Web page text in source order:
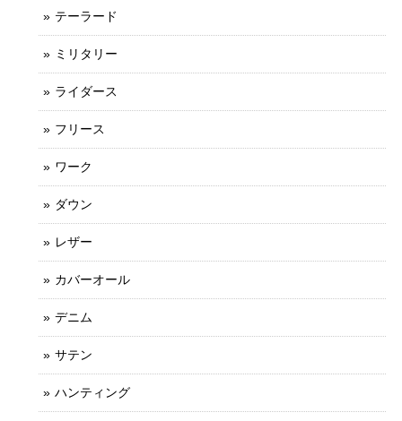
テーラード
ミリタリー
ライダース
フリース
ワーク
ダウン
レザー
カバーオール
デニム
サテン
ハンティング